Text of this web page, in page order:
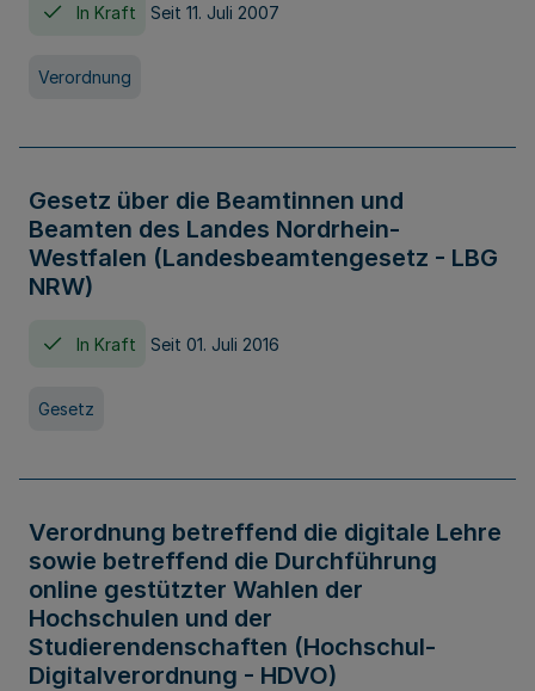
In Kraft Seit 11. Juli 2007
Verordnung
Gesetz über die Beamtinnen und
Beamten des Landes Nordrhein-
Westfalen (Landesbeamtengesetz - LBG
NRW)
In Kraft Seit 01. Juli 2016
Gesetz
Verordnung betreffend die digitale Lehre
sowie betreffend die Durchführung
online gestützter Wahlen der
Hochschulen und der
Studierendenschaften (Hochschul-
Digitalverordnung - HDVO)